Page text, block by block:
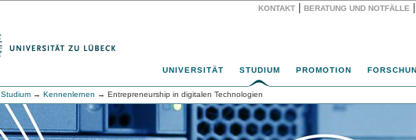
KONTAKT BERATUNG UND NOTFÄLLE
UNIVERSITÄT STUDIUM PROMOTION
Studium → Kennenlernen → Entrepreneurship in digitalen Technologien